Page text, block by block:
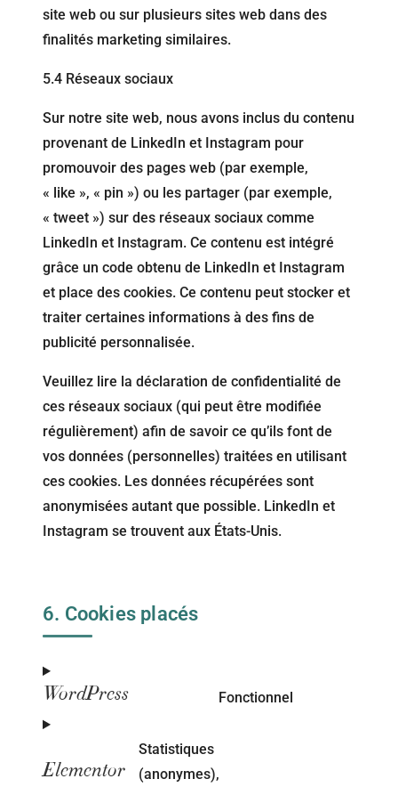
site web ou sur plusieurs sites web dans des
finalités marketing similaires.
5.4 Réseaux sociaux
Sur notre site web, nous avons inclus du contenu
provenant de LinkedIn et Instagram pour
promouvoir des pages web (par exemple,
« like », « pin ») ou les partager (par exemple,
« tweet ») sur des réseaux sociaux comme
LinkedIn et Instagram. Ce contenu est intégré
grâce un code obtenu de LinkedIn et Instagram
et place des cookies. Ce contenu peut stocker et
traiter certaines informations à des fins de
publicité personnalisée.
Veuillez lire la déclaration de confidentialité de
ces réseaux sociaux (qui peut être modifiée
régulièrement) afin de savoir ce qu’ils font de
vos données (personnelles) traitées en utilisant
ces cookies. Les données récupérées sont
anonymisées autant que possible. LinkedIn et
Instagram se trouvent aux États-Unis.
6. Cookies placés
WordPress Fonctionnel
Elementor
Statistiques
(anonymes),